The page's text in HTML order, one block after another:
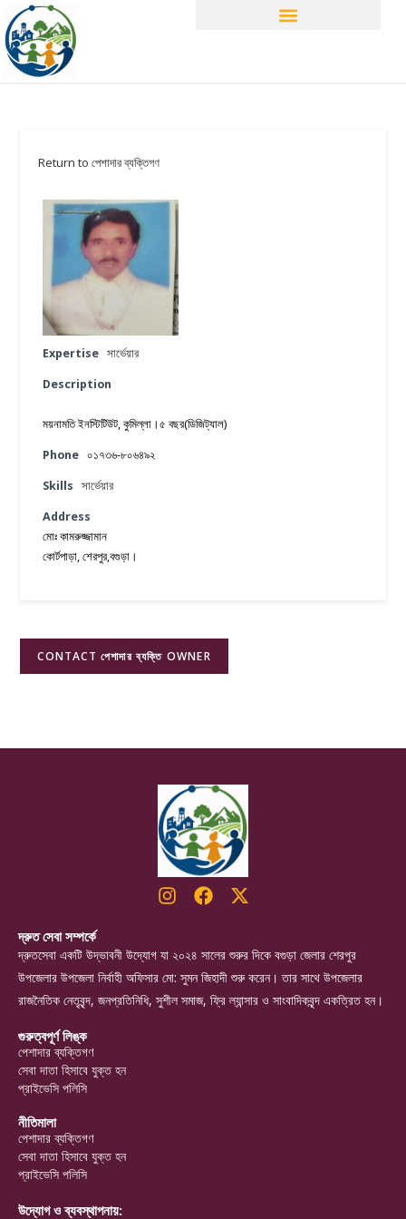
Return to পেশাদার ব্যক্তিগণ
Expertise সার্ভেয়ার
Description
ময়নামতি ইনস্টিটিউট, কুমিল্লা।৫ বছর(ডিজিট্যাল)
Phone ০১৭৩৬-৮০৬৪৯২
Skills
সার্ভেয়ার
Address
মোঃ কামরুজ্জামান
কোর্টপাড়া, শেরপুর,বগুড়া।
CONTACT পেশাদার ব্যক্তি OWNER
দ্রুত সেবা সম্পর্কে
দ্রুতসেবা একটি উদ্ভাবনী উদ্যোগ যা ২০২৪ সালের শুরুর দিকে বগুড়া জেলার শেরপুর
উপজেলার উপজেলা নির্বাহী অফিসার মো: সুমন জিহাদী শুরু করেন। তার সাথে উপজেলার
রাজনৈতিক নেতৃবৃন্দ, জনপ্রতিনিধি, সুশীল সমাজ, ফ্রি ল্যান্সার ও সাংবাদিকবৃন্দ একত্রিত হন।
গুরুত্বপূর্ণ লিঙ্ক
পেশাদার ব্যক্তিগণ
সেবা দাতা হিসাবে যুক্ত হন
প্রাইভেসি পলিসি
নীতিমালা
পেশাদার ব্যক্তিগণ
সেবা দাতা হিসাবে যুক্ত হন
প্রাইভেসি পলিসি
উদ্যোগ ও ব্যবস্থাপনায়: